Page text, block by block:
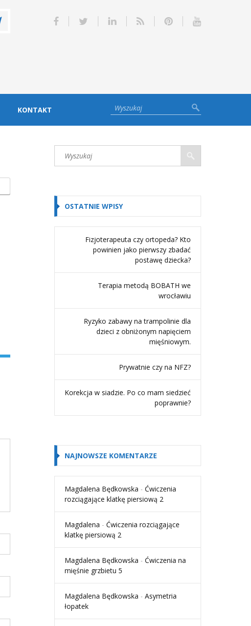
KONTAKT
OSTATNIE WPISY
Fizjoterapeuta czy ortopeda? Kto
powinien jako pierwszy zbadać
postawę dziecka?
Terapia metodą BOBATH we
wrocławiu
Ryzyko zabawy na trampolinie dla
dzieci z obniżonym napięciem
mięśniowym.
Prywatnie czy na NFZ?
Korekcja w siadzie. Po co mam siedzieć
poprawnie?
NAJNOWSZE KOMENTARZE
Magdalena Będkowska - Ćwiczenia
rozciągające klatkę piersiową 2
Magdalena - Ćwiczenia rozciągające
klatkę piersiową 2
Magdalena Będkowska - Ćwiczenia na
mięśnie grzbietu 5
Magdalena Będkowska - Asymetria
łopatek